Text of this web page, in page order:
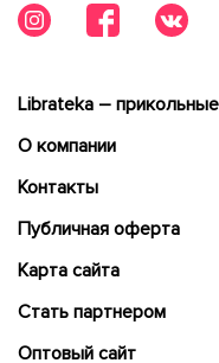
Librateka –
О компании
Контакты
Публичная оферта
Карта сайта
Cтать партнером
Оптовый сайт